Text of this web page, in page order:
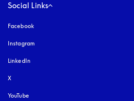
Social Links
Facebook
Instagram
LinkedIn
X
YouTube